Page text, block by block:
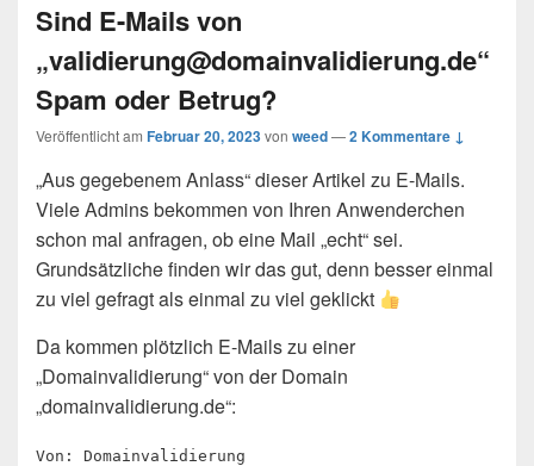
Sind E-Mails von
„validierung@domainvalidierung.de“
Spam oder Betrug?
Veröffentlicht am Februar 20, 2023von weed—2 Kommentare ↓
„Aus gegebenem Anlass“ dieser Artikel zu E-Mails.
Viele Admins bekommen von Ihren Anwenderchen
schon mal anfragen, ob eine Mail „echt“ sei.
Grundsätzliche finden wir das gut, denn besser einmal
zu viel gefragt als einmal zu viel geklickt
Da kommen plötzlich E-Mails zu einer
„Domainvalidierung“ von der Domain
„domainvalidierung.de“:
Von: Domainvalidierung